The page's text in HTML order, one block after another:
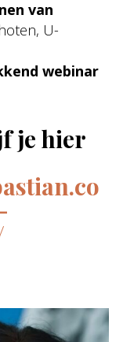
van
U-
webinar
je hier